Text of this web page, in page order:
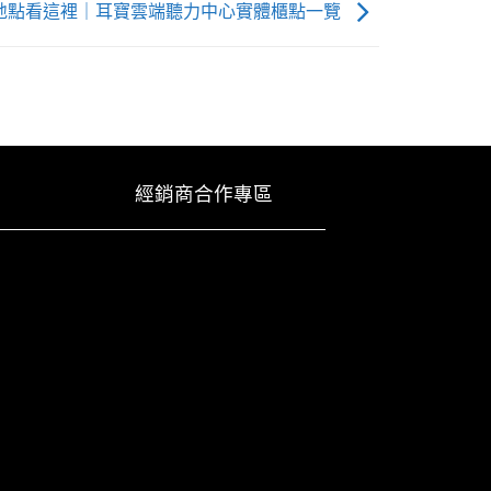
點看這裡｜耳寶雲端聽力中心實體櫃點一覽
經銷商合作專區